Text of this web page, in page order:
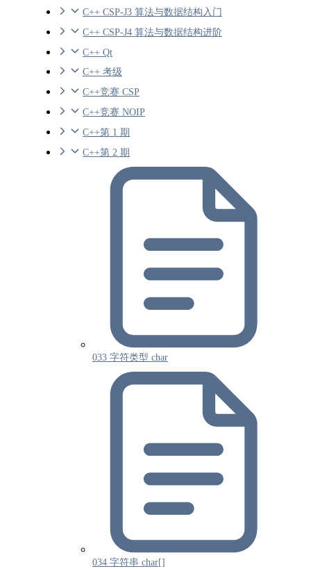
C++ CSP-J3 算法与数据结构入门
C++ CSP-J4 算法与数据结构进阶
C++ Qt
C++ 考级
C++竞赛 CSP
C++竞赛 NOIP
C++第 1 期
C++第 2 期
033 字符类型 char
034 字符串 char[]